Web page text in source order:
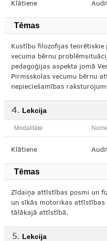
Klātiene
Tēmas
Kustību filozofijas
vecuma bērnu
pedagoģijas aspekta jomā
Pirmsskolas vecumu bērnu
nepieciešamības
Lekcija
Modalitāte
Klātiene
Tēmas
Zīdaiņa attīstības posmi un
un sīkās motorikas
tālākajā attīstībā.
Lekcija